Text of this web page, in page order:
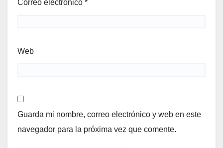
Correo electrónico *
Web
Guarda mi nombre, correo electrónico y web en este
navegador para la próxima vez que comente.